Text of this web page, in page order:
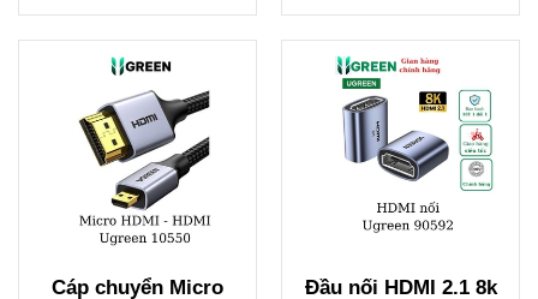
Cáp chuyển Micro
Đầu nối HDMI 2.1 8k